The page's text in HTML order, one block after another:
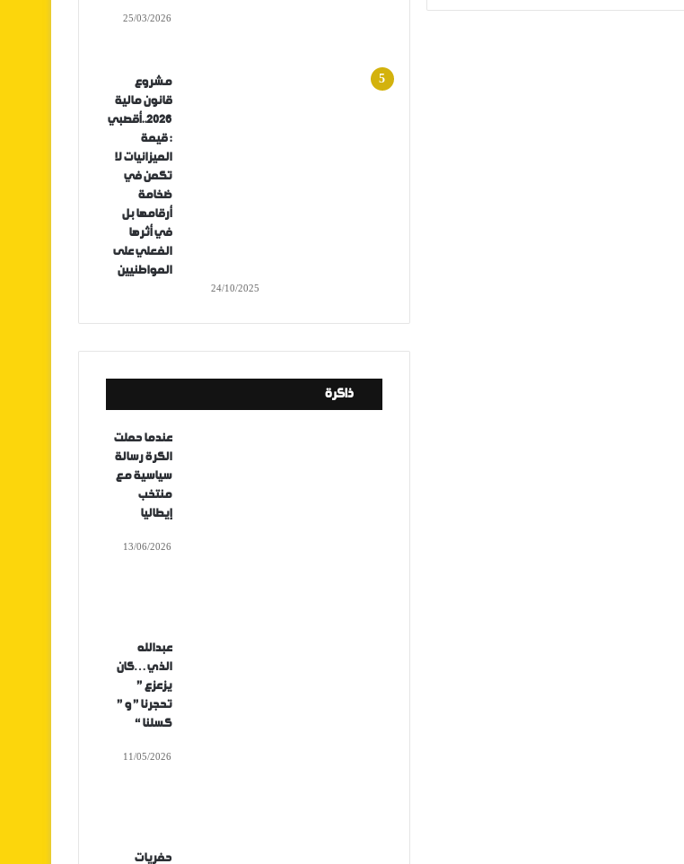
25/03/2026
مشروع
قانون مالية
2026..أقصبي
: قيمة
الميزانيات لا
تكمن في
ضخامة
أرقامها بل
في أثرها
الفعلي على
المواطنيين
24/10/2025
ذاكرة
عندما حملت
الكرة رسالة
سياسية مع
منتخب
إيطاليا
13/06/2026
عبدالله
الذي…كان
يزعزع ”
تحجرنا ” و ”
كسلنا “
11/05/2026
حفريات